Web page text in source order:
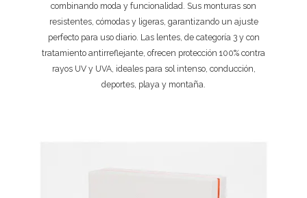
combinando moda y funcionalidad. Sus monturas son
resistentes, cómodas y ligeras, garantizando un ajuste
perfecto para uso diario. Las lentes, de categoría 3 y con
tratamiento antirreflejante, ofrecen protección 100% contra
rayos UV y UVA, ideales para sol intenso, conducción,
deportes, playa y montaña.